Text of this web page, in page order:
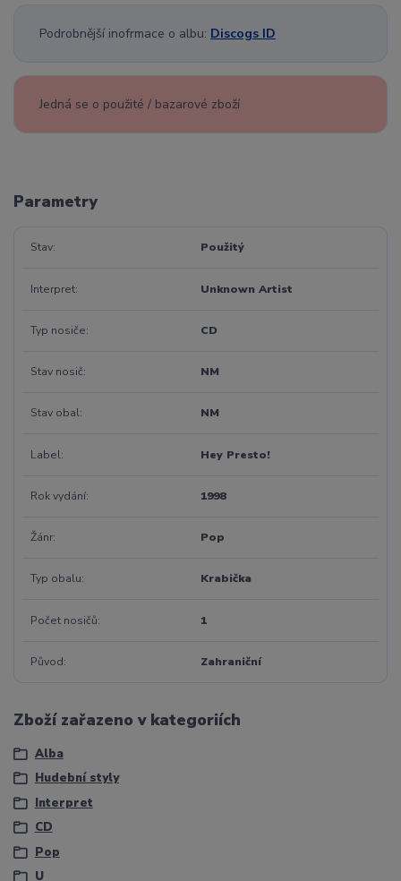
Podrobnější inofrmace o albu: Discogs ID
Jedná se o použité / bazarové zboží
Parametry
Stav Použitý
Interpret Unknown Artist
Typ nosiče CD
Stav nosič NM
Stav obal NM
Label Hey Presto!
Rok vydání 1998
Žánr Pop
Typ obalu Krabička
Počet nosičů 1
Původ Zahraniční
Zboží zařazeno v kategoriích
Alba
Hudební styly
Interpret
CD
Pop
U